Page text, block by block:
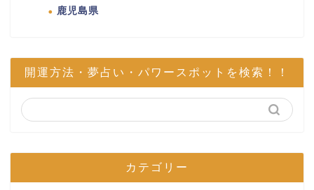
鹿児島県
開運方法・夢占い・パワースポットを検索！！
カテゴリー